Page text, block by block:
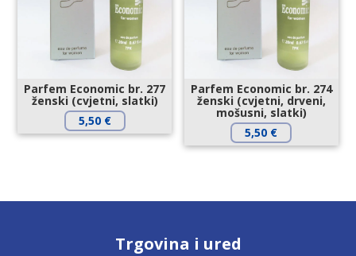
Parfem Economic br. 277
ženski (cvjetni, slatki)
5,50 €
Parfem Economic br. 274
ženski (cvjetni, drveni,
mošusni, slatki)
5,50 €
Trgovina i ured